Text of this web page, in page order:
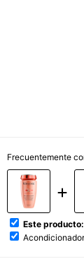
Frecuentemente
Este producto: